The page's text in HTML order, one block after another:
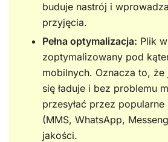
buduje nastrój i
przyjęcia.
Pełna optymalizacja: Plik
zoptymalizowany pod
mobilnych. Oznacza to,
się ładuje i bez problemu
przesyłać przez
(MMS, WhatsApp,
jakości.